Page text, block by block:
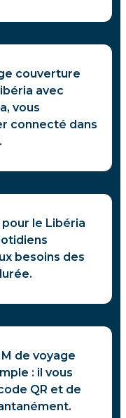
couverture
avec
vous
connecté dans
le Libéria
besoins des
de voyage
: il vous
QR et de